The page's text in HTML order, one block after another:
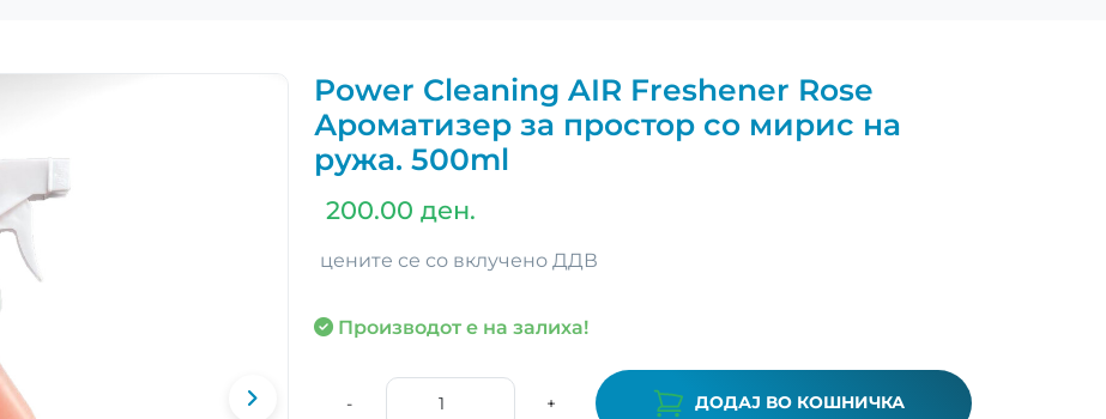
Power Cleaning AIR Freshener Rose
Ароматизер за простор со мирис на
ружа. 500ml
200.00 ден.
цените се со вклучено ДДВ
Производот е на залиха!
- + ДОДАЈ ВО КОШНИЧКА